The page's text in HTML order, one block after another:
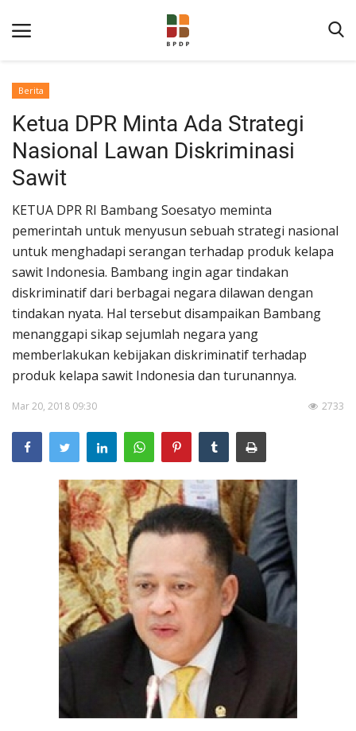
Home
Tentang BPDP
Informasi Publik
Program Layanan
Berita
Hubungi Kami
Indonesia
Berita
Ketua DPR Minta Ada Strategi
Nasional Lawan Diskriminasi
Sawit
KETUA DPR RI Bambang Soesatyo meminta
pemerintah untuk menyusun sebuah strategi nasional
untuk menghadapi serangan terhadap produk kelapa
sawit Indonesia. Bambang ingin agar tindakan
diskriminatif dari berbagai negara dilawan dengan
tindakan nyata. Hal tersebut disampaikan Bambang
menanggapi sikap sejumlah negara yang
memberlakukan kebijakan diskriminatif terhadap
produk kelapa sawit Indonesia dan turunannya.
Mar 20, 2018 09:30 2733